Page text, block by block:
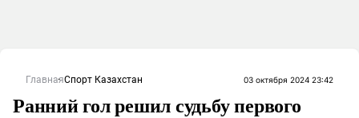
ГлавнаяСпорт Казахстан 03 октября 2024 23:42
Ранний гол решил судьбу первого